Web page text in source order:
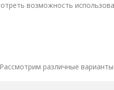
возможность
различные